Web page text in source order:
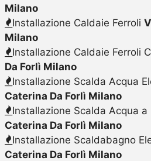
Milano
Installazione Caldaie Ferroli
Milano
Installazione Caldaie Ferroli
Da Forlì Milano
Installazione Scalda Acqua
Caterina Da Forlì Milano
Installazione Scalda Acqua a
Caterina Da Forlì Milano
Installazione Scaldabagno
Caterina Da Forlì Milano